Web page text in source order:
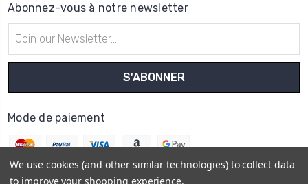
Abonnez-vous à notre newsletter
e-
mail
Mode de paiement
We use cookies (and other similar technologies) to collect data
to improve your shopping experience.